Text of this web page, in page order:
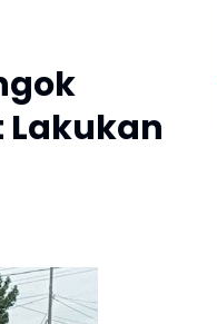
Lakukan